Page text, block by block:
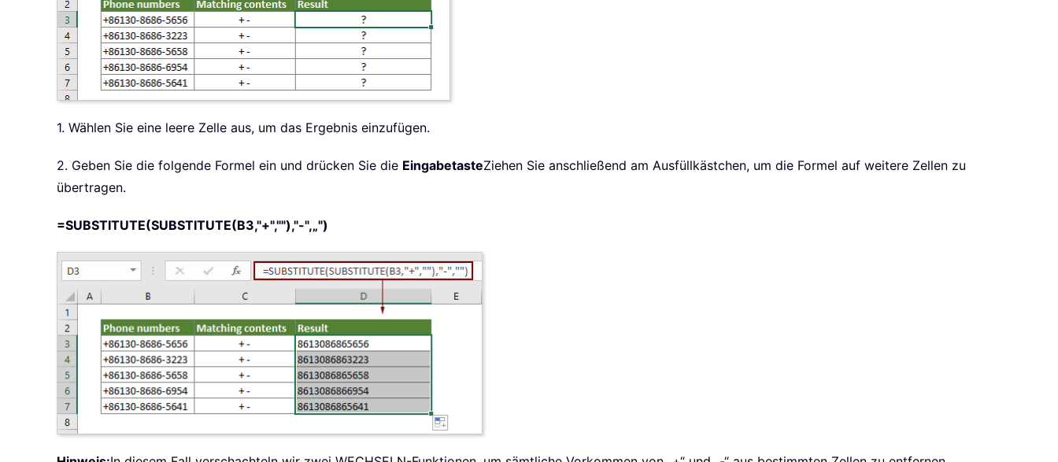
1. Wählen Sie eine leere Zelle aus, um das Ergebnis einzufügen.
2. Geben Sie die folgende Formel ein und drücken Sie die EingabetasteZiehen Sie anschließend am Ausfüllkästchen, um die Formel auf weitere Zellen zu
übertragen.
=SUBSTITUTE(SUBSTITUTE(B3,"+",""),"-",„")